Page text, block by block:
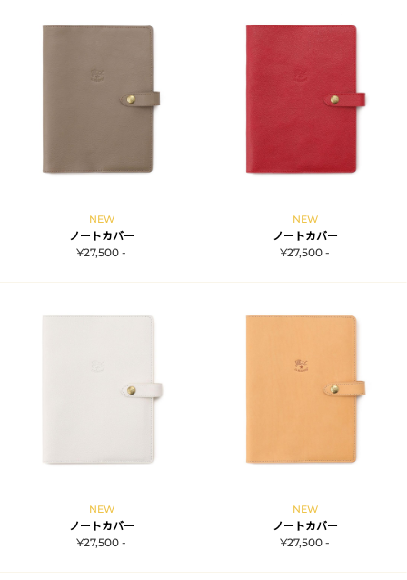
NEW
ノートカバー
¥27,500 -
NEW
ノートカバー
¥27,500 -
NEW
ノートカバー
¥27,500 -
NEW
ノートカバー
¥27,500 -